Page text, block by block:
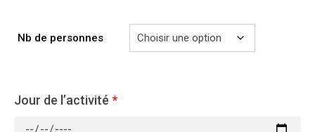
Nb de personnes
Jour de l’activité *